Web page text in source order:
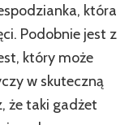
która
Podobnie jest z
który może
w skuteczną
że taki gadżet